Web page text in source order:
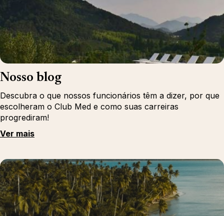
Nosso blog
Descubra o que nossos funcionários têm a dizer, por que
escolheram o Club Med e como suas carreiras
progrediram!
Ver mais